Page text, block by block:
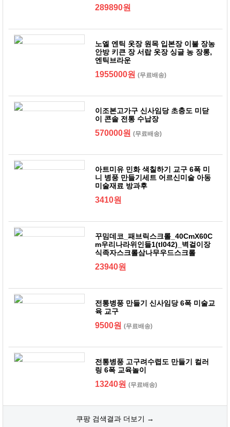
289890원
노엘 엔틱 옷장 원목 입본장 이불 장농
안방 키큰 장 서랍 옷장 싱글 농 장롱,
엔틱브라운
1955000원(무료배송)
이조본고가구 신사임당 초충도 미닫
이 콘솔 전통 수납장
570000원(무료배송)
아트미유 민화 색칠하기 교구 6폭 미
니 병풍 만들기세트 어르신미술 아동
미술재료 방과후
3410원
꾸밈데코_패브릭스크롤_40CmX60C
m우리나라위인들1(tl042)_벽걸이장
식족자스크롤삼나무우드스크롤
23940원
전통병풍 만들기 신사임당 6폭 미술교
육 교구
9500원(무료배송)
전통병풍 고구려수렵도 만들기 컬러
링 6폭 교육놀이
13240원(무료배송)
쿠팡 검색결과 더보기 →